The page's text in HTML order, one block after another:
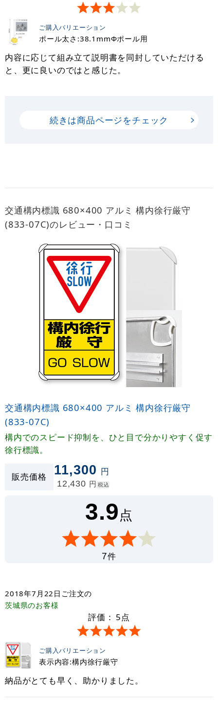
ご購入バリエーション
ポール太さ:38.1mmФポール用
内容に応じて組み立て説明書を同封していただける
と、更に良いのではと感じた。
続きは商品ページをチェック
交通構内標識 680×400 アルミ 構内徐行厳守
(833-07C)のレビュー・口コミ
交通構内標識 680×400 アルミ 構内徐行厳守
(833-07C)
構内でのスピード抑制を、ひと目で分かりやすく促す
徐行標識。
販売価格 11,300 円
12,430 円 税込
3.9点
7件
2018年7月22日 ご注文の
茨城県のお客様
評価： 5点
ご購入バリエーション
表示内容:構内徐行厳守
納品がとても早く、助かりました。